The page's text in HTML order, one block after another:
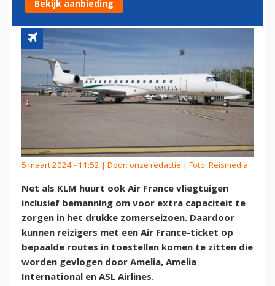
5 maart 2024 - 11:52 | Door: onze redactie | Foto: Reismedia
Net als KLM huurt ook Air France vliegtuigen
inclusief bemanning om voor extra capaciteit te
zorgen in het drukke zomerseizoen. Daardoor
kunnen reizigers met een Air France-ticket op
bepaalde routes in toestellen komen te zitten die
worden gevlogen door Amelia, Amelia
International en ASL Airlines.
Bekijk aanbieding